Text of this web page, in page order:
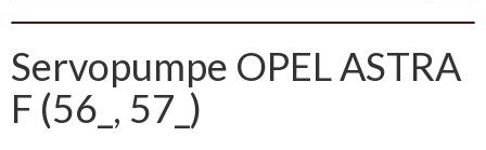
Servopumpe OPEL ASTRA
F (56_, 57_)